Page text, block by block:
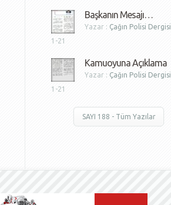
Başkanın Mesajı…
Yazar : Çağın Polisi Dergisi
1-21
Kamuoyuna Açıklama
Yazar : Çağın Polisi Dergisi
1-21
SAYI 188 - Tüm Yazılar